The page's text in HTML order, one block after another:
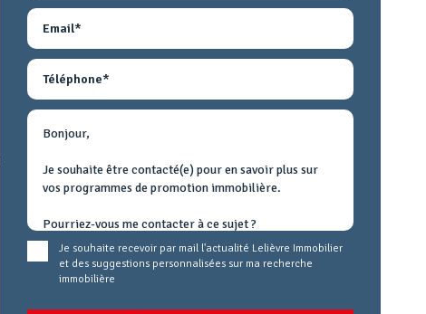
Email
Téléphone
Métier
concerné
Text
Je souhaite recevoir par mail l'actualité Lelièvre Immobilier
et des suggestions personnalisées sur ma recherche
immobilière